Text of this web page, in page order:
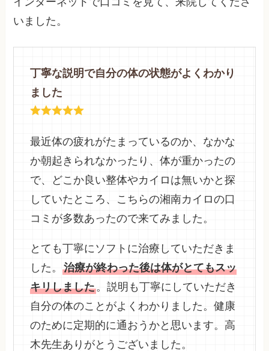
いました。
丁寧な説明で自分の体の状態がよくわかり
ました
最近体の疲れがたまっているのか、なかな
か朝起きられなかったり、体が重かったの
で、どこか良い整体やカイロは無いかと探
していたところ、こちらの湘南カイロの口
コミが多数あったので来てみました。
とても丁寧にソフトに治療していただきま
した。治療が終わった後は体がとてもスッ
キリしました。説明も丁寧にしていただき
自分の体のことがよくわかりました。健康
のために定期的に通おうかと思います。高
木先生ありがとうございました。